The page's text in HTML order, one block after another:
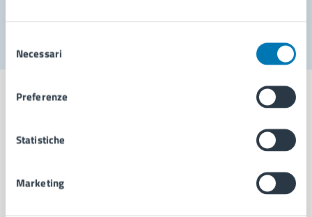
delNecessari
Preferenze
Statistiche
Marketing
Comune di Napoli
AMMINISTRAZIONE